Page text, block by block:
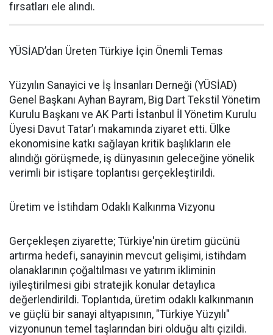
fırsatları ele alındı.
YÜSİAD’dan Üreten Türkiye İçin Önemli Temas
Yüzyılın Sanayici ve İş İnsanları Derneği (YÜSİAD)
Genel Başkanı Ayhan Bayram, Big Dart Tekstil Yönetim
Kurulu Başkanı ve AK Parti İstanbul İl Yönetim Kurulu
Üyesi Davut Tatar’ı makamında ziyaret etti. Ülke
ekonomisine katkı sağlayan kritik başlıkların ele
alındığı görüşmede, iş dünyasının geleceğine yönelik
verimli bir istişare toplantısı gerçekleştirildi.
Üretim ve İstihdam Odaklı Kalkınma Vizyonu
Gerçekleşen ziyarette; Türkiye'nin üretim gücünü
artırma hedefi, sanayinin mevcut gelişimi, istihdam
olanaklarının çoğaltılması ve yatırım ikliminin
iyileştirilmesi gibi stratejik konular detaylıca
değerlendirildi. Toplantıda, üretim odaklı kalkınmanın
ve güçlü bir sanayi altyapısının, "Türkiye Yüzyılı"
vizyonunun temel taşlarından biri olduğu altı çizildi.